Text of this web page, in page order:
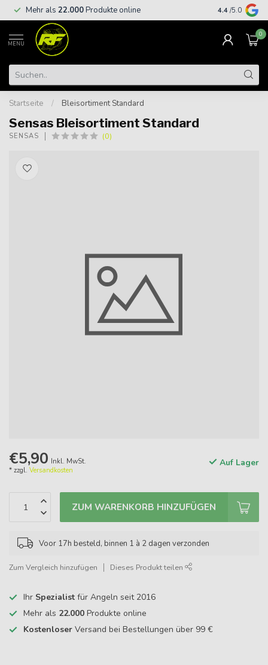
Mehr als 22.000Produkte online Kostenloser
€
4.4 /5.0
MENU
0
Startseite / Bleisortiment Standard
Sensas Bleisortiment Standard
SENSAS (0)
€5,90 Inkl. MwSt.
* zzgl. Versandkosten
Auf Lager
ZUM WARENKORB HINZUFÜGEN
Voor 17h besteld, binnen 1 à 2 dagen verzonden
Zum Vergleich hinzufügen Dieses Produkt teilen
Ihr Spezialist für Angeln seit 2016
Mehr als 22.000 Produkte online
Kostenloser Versand bei Bestellungen über 99 €